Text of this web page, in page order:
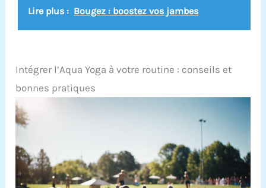
Lire plus : Bougez : boostez vos jambes
Intégrer l’Aqua Yoga à votre routine : conseils et
bonnes pratiques